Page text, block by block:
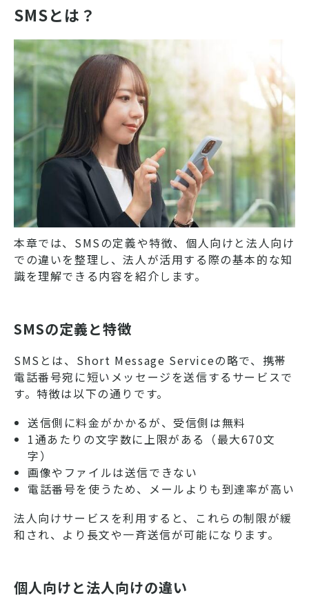
SMSとは？
本章では、SMSの定義や特徴、個人向けと法人向け
での違いを整理し、法人が活用する際の基本的な知
識を理解できる内容を紹介します。
SMSの定義と特徴
SMSとは、Short Message Serviceの略で、携帯
電話番号宛に短いメッセージを送信するサービスで
す。特徴は以下の通りです。
送信側に料金がかかるが、受信側は無料
1通あたりの文字数に上限がある（最大670文
字）
画像やファイルは送信できない
電話番号を使うため、メールよりも到達率が高い
法人向けサービスを利用すると、これらの制限が緩
和され、より長文や一斉送信が可能になります。
個人向けと法人向けの違い